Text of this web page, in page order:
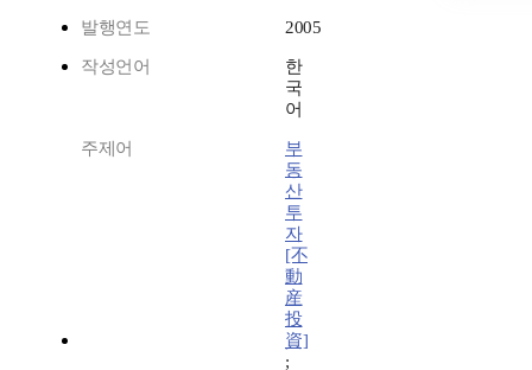
발행연도 2005
작성언어
한
국
어
주제어
부
동
산
투
자
[不
動
産
投
資]
;